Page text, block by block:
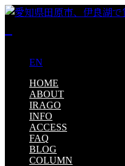
EN
HOME
ABOUT
IRAGO
INFO
ACCESS
FAQ
BLOG
COLUMN